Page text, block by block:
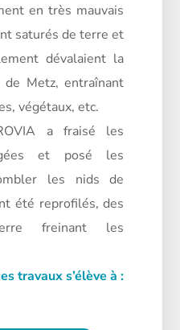
en très mauvais
saturés de terre et
dévalaient la
de Metz, entraînant
végétaux, etc.
a fraisé les
et posé les
les nids de
été reprofilés, des
freinant les
travaux s’élève à :